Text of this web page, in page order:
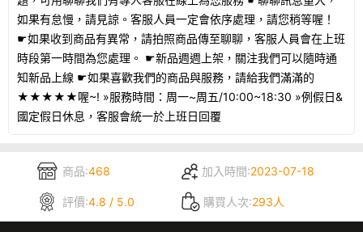
如果有怠慢，請見諒。客服人員一定會依序處理，請您稍等喔！
☛如果收到商品有異常，請拍照商品傳至聊聊，客服人員會在上班
時段第一時間為您處理。 ☛新品週週上架，關注我們可以隨時通
知新品上線 ☛如果喜歡我們的商品與服務，請給我們滿滿的
★★★★★喔~! »服務時間：周一~周五/10:00~18:30 »例假日&
國定假日休息，客服會統一於上班日回覆
商品:468 加入時間:2023-07-18
評價:4.8 / 5.0 購買人次:293人